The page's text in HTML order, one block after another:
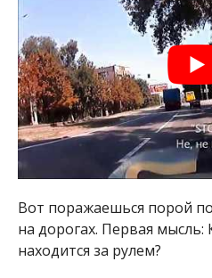
Вот поражаешься порой
на дорогах. Первая мысль:
находится за рулем?